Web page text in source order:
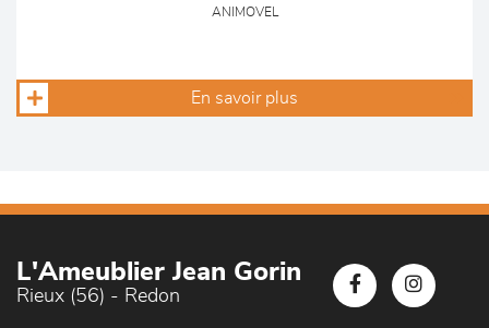
ANIMOVEL
En savoir plus
L'Ameublier Jean Gorin
Rieux (56) - Redon